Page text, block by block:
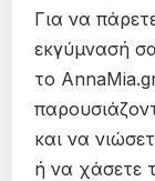
Για να
εκγύμνασή
το
και να
ή να χάσετε